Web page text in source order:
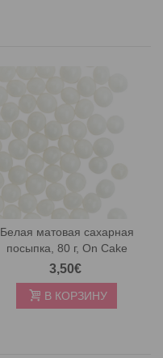
Белая матовая сахарная
посыпка, 80 г, On Cake
3,50€
В КОРЗИНУ